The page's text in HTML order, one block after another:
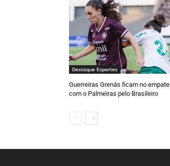
Destaque Esportes
Guerreiras Grenás ficam no empate
com o Palmeiras pelo Brasileiro